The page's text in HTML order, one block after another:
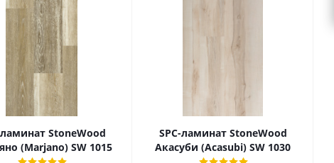
ламинат StoneWood
(Marjano) SW 1015
SPC-ламинат StoneWood
Акасуби (Acasubi) SW 1030